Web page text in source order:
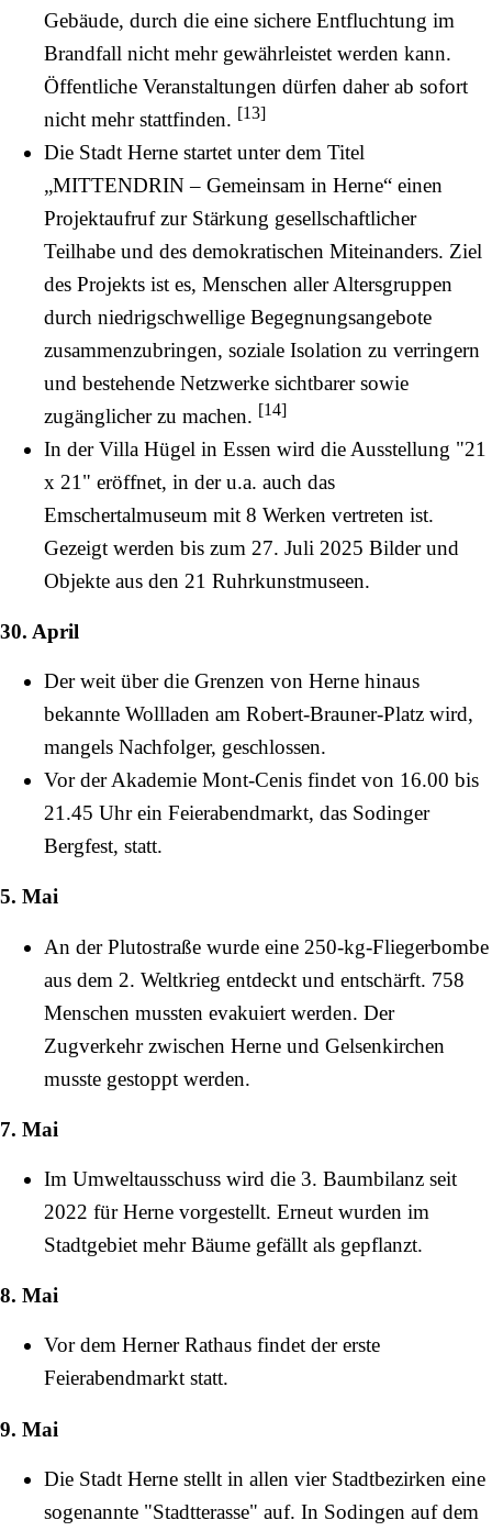
Gebäude, durch die eine sichere Entfluchtung im
Brandfall nicht mehr gewährleistet werden kann.
Öffentliche Veranstaltungen dürfen daher ab sofort
nicht mehr stattfinden. [13]
Die Stadt Herne startet unter dem Titel
„MITTENDRIN – Gemeinsam in Herne“ einen
Projektaufruf zur Stärkung gesellschaftlicher
Teilhabe und des demokratischen Miteinanders. Ziel
des Projekts ist es, Menschen aller Altersgruppen
durch niedrigschwellige Begegnungsangebote
zusammenzubringen, soziale Isolation zu verringern
und bestehende Netzwerke sichtbarer sowie
zugänglicher zu machen. [14]
In der Villa Hügel in Essen wird die Ausstellung "21
x 21" eröffnet, in der u.a. auch das
Emschertalmuseum mit 8 Werken vertreten ist.
Gezeigt werden bis zum 27. Juli 2025 Bilder und
Objekte aus den 21 Ruhrkunstmuseen.
30. April
Der weit über die Grenzen von Herne hinaus
bekannte Wollladen am Robert-Brauner-Platz wird,
mangels Nachfolger, geschlossen.
Vor derAkademie Mont-Cenis findet von 16.00 bis
21.45 Uhr ein Feierabendmarkt, das Sodinger
Bergfest, statt.
5. Mai
An derPlutostraße wurde eine 250-kg-Fliegerbombe
aus dem 2. Weltkrieg entdeckt und entschärft. 758
Menschen mussten evakuiert werden. Der
Zugverkehr zwischen Herne und Gelsenkirchen
musste gestoppt werden.
7. Mai
Im Umweltausschuss wird die 3. Baumbilanz seit
2022 für Herne vorgestellt. Erneut wurden im
Stadtgebiet mehr Bäume gefällt als gepflanzt.
8. Mai
Vor dem Herner Rathaus findet der erste
Feierabendmarkt statt.
9. Mai
Die Stadt Herne stellt in allen vier Stadtbezirken eine
sogenannte "Stadtterasse" auf. In Sodingen auf dem